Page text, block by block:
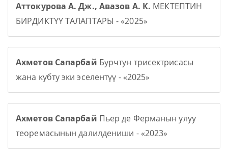
Аттокурова А. Дж., Авазов А. К. МЕКТЕПТИН
БИРДИКТҮҮ ТАЛАПТАРЫ - «2025»
Ахметов Сапарбай Бурчтун трисектрисасы
жана кубту эки эселентүү - «2025»
Ахметов Сапарбай Пьер де Ферманын улуу
теоремасынын далилдениши - «2023»